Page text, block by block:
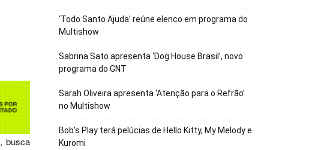
, busca
‘Todo Santo Ajuda’ reúne elenco em programa do
Multishow
Sabrina Sato apresenta ‘Dog House Brasil’, novo
programa do GNT
Sarah Oliveira apresenta ‘Atenção para o Refrão’
no Multishow
Bob’s Play terá pelúcias de Hello Kitty, My Melody e
Kuromi